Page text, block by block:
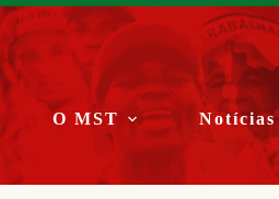
O MST Notícias